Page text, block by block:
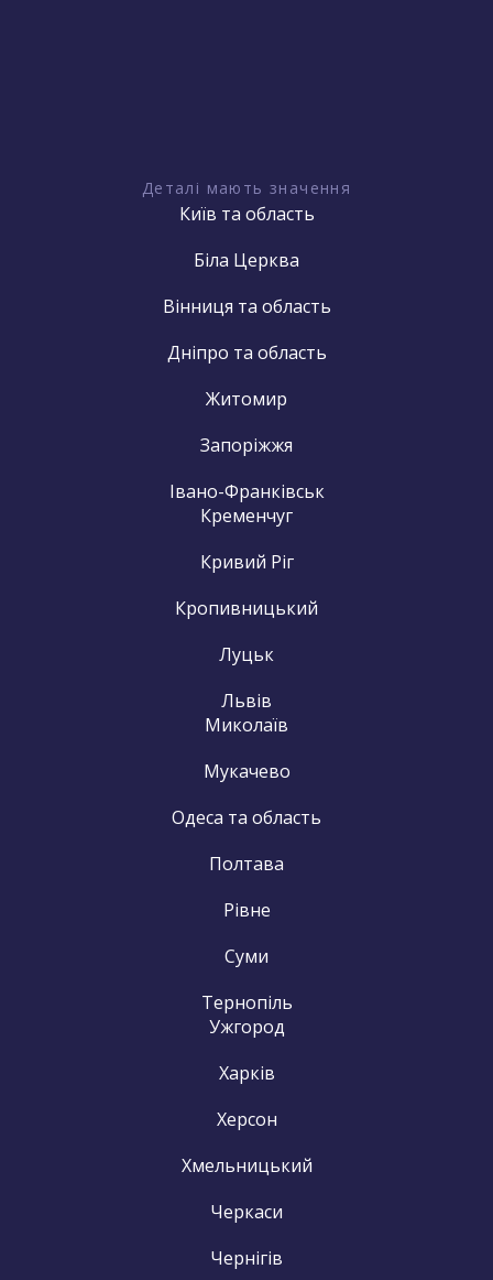
Деталі мають значення
Київ та область
Біла Церква
Вінниця та область
Дніпро та область
Житомир
Запоріжжя
Івано-Франківськ
Кременчуг
Кривий Ріг
Кропивницький
Луцьк
Львів
Миколаїв
Мукачево
Одеса та область
Полтава
Рівне
Суми
Тернопіль
Ужгород
Харків
Херсон
Хмельницький
Черкаси
Чернігів